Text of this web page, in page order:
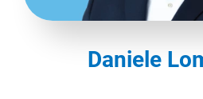
Daniele